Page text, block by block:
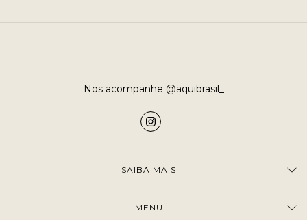
Nos acompanhe @aquibrasil_
SAIBA MAIS
MENU